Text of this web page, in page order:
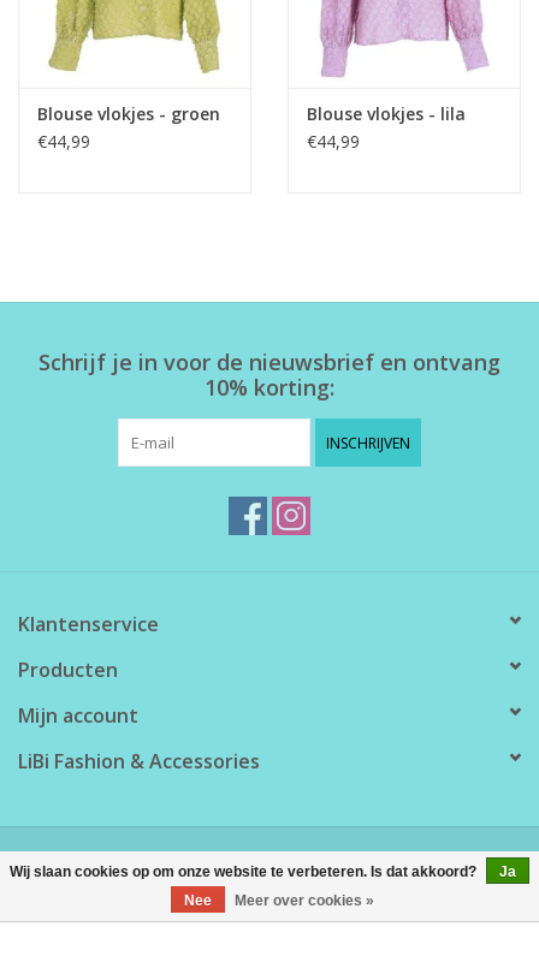
SALE
Herensokken
Blouse vlokjes - groen
€44,99
Blouse vlokjes - lila
€44,99
Schrijf je in voor de nieuwsbrief en ontvang
10% korting:
INSCHRIJVEN
Klantenservice
Producten
Mijn account
LiBi Fashion & Accessories
Lightspeed
Wij slaan cookies op om onze website te verbeteren. Is dat akkoord?
Ja
Nee
Meer over cookies »